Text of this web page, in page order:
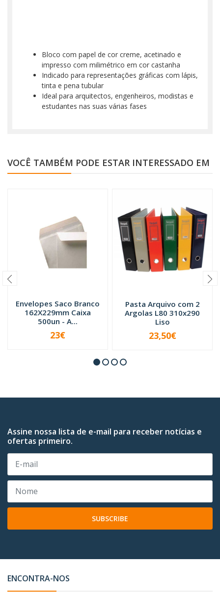
Bloco com papel de cor creme, acetinado e
impresso com milimétrico em cor castanha
Indicado para representações gráficas com lápis,
tinta e pena tubular
Ideal para arquitectos, engenheiros, modistas e
estudantes nas suas várias fases
VOCÊ TAMBÉM PODE ESTAR INTERESSADO EM
Envelopes Saco Branco
162X229mm Caixa
500un - A...
+
23€
Pasta Arquivo com 2
Argolas L80 310x290
Liso
VER OPÇÕES
23,50€
Assine nossa lista de e-mail para receber notícias e
ofertas primeiro.
SUBSCRIBE
ENCONTRA-NOS